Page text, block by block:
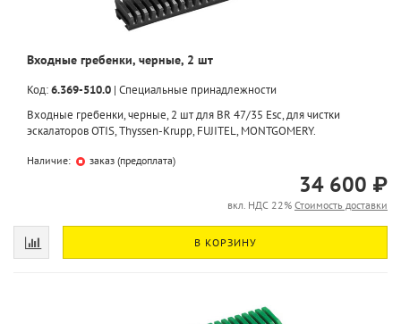
Входные гребенки, черные, 2 шт
Код:6.369-510.0 | Специальные принадлежности
Входные гребенки, черные, 2 шт для BR 47/35 Esc, для чистки
эскалаторов OTIS, Thyssen-Krupp, FUJITEL, MONTGOMERY.
Наличие: заказ (предоплата)
34 600 ₽
вкл. НДС 22% Стоимость доставки
В КОРЗИНУ